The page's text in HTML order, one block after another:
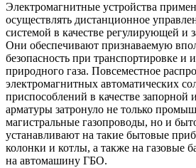
Электромагнитные устройства
осуществлять дистанционное
системой в качестве регулирующей и
Они обеспечивают признаваемую
безопасность при транспортировке и
природного газа. Повсеместное
электромагнитных автоматических
приспособлений в качестве запорной
арматуры затронуло не только
магистральные газопроводы, но и
устанавливают на такие бытовые
колонки и котлы, а также на газовые
на автомашину ГБО.